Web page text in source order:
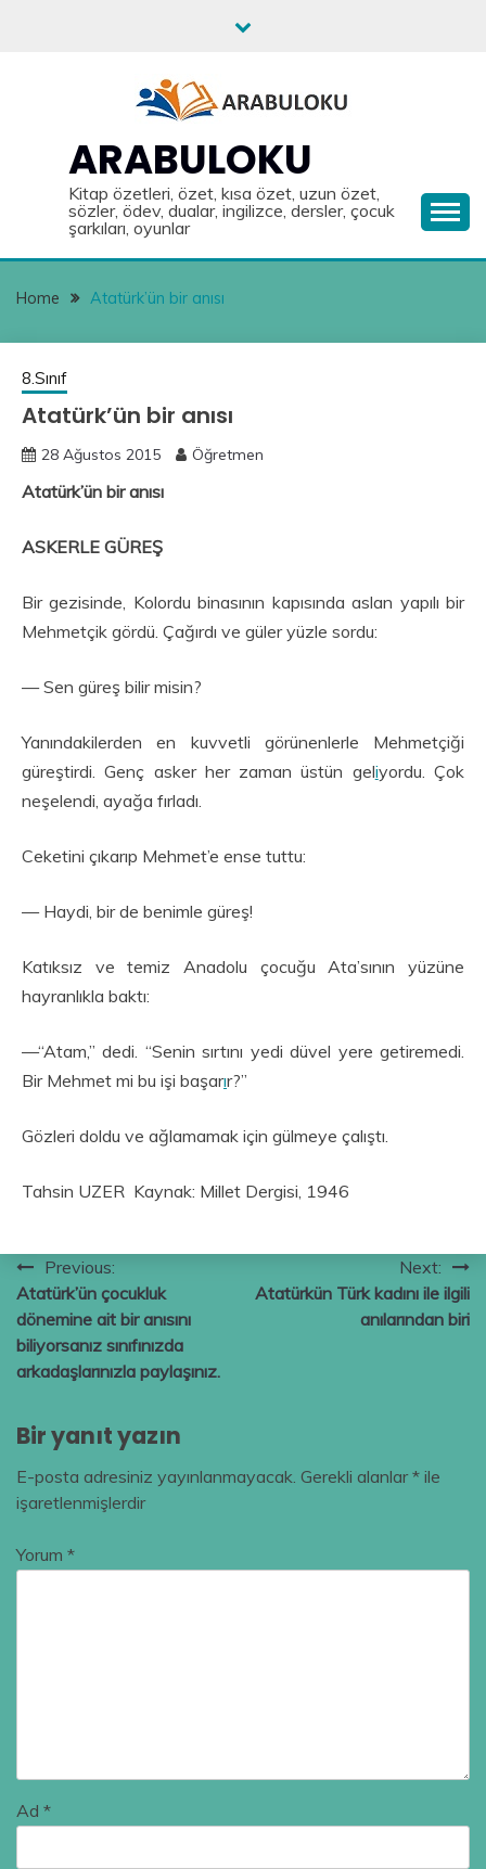
ARABULOKU
Kitap özetleri, özet, kısa özet, uzun özet,
sözler, ödev, dualar, ingilizce, dersler, çocuk
şarkıları, oyunlar
Home Atatürk’ün bir anısı
8.Sınıf
Atatürk’ün bir anısı
28 Ağustos 2015 Öğretmen
Atatürk’ün bir anısı
ASKERLE GÜREŞ
Bir gezisinde, Kolordu binasının kapısında aslan yapılı bir
Mehmetçik gördü. Çağırdı ve güler yüzle sordu:
— Sen güreş bilir misin?
Yanındakilerden en kuvvetli görünenlerle Mehmetçiği
güreştirdi. Genç asker her zaman üstün geliyordu. Çok
neşelendi, ayağa fırladı.
Ceketini çıkarıp Mehmet’e ense tuttu:
— Haydi, bir de benimle güreş!
Katıksız ve temiz Anadolu çocuğu Ata’sının yüzüne
hayranlıkla baktı:
—“Atam,” dedi. “Senin sırtını yedi düvel yere getiremedi.
Bir Mehmet mi bu işi başarır?”
Gözleri doldu ve ağlamamak için gülmeye çalıştı.
Tahsin UZER Kaynak: Millet Dergisi, 1946
Yazı
gezinmesi
Previous:
Atatürk’ün çocukluk
dönemine ait bir anısını
biliyorsanız sınıfınızda
arkadaşlarınızla paylaşınız.
Next:
Atatürkün Türk kadını ile ilgili
anılarından biri
Bir yanıt yazın
E-posta adresiniz yayınlanmayacak. Gerekli alanlar* ile
işaretlenmişlerdir
Yorum *
Ad *